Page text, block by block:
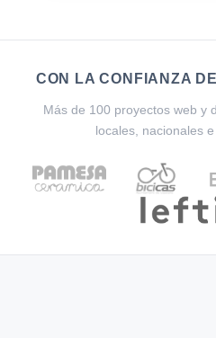
CON LA CONFIANZA
Más de 100 proyectos web y
locales, nacionales